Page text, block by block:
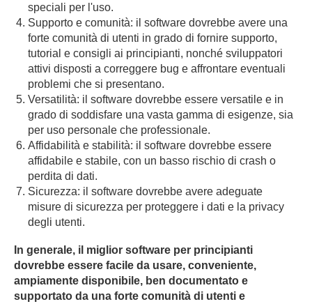
speciali per l'uso.
Supporto e comunità: il software dovrebbe avere una
forte comunità di utenti in grado di fornire supporto,
tutorial e consigli ai principianti, nonché sviluppatori
attivi disposti a correggere bug e affrontare eventuali
problemi che si presentano.
Versatilità: il software dovrebbe essere versatile e in
grado di soddisfare una vasta gamma di esigenze, sia
per uso personale che professionale.
Affidabilità e stabilità: il software dovrebbe essere
affidabile e stabile, con un basso rischio di crash o
perdita di dati.
Sicurezza: il software dovrebbe avere adeguate
misure di sicurezza per proteggere i dati e la privacy
degli utenti.
In generale, il miglior software per principianti
dovrebbe essere facile da usare, conveniente,
ampiamente disponibile, ben documentato e
supportato da una forte comunità di utenti e